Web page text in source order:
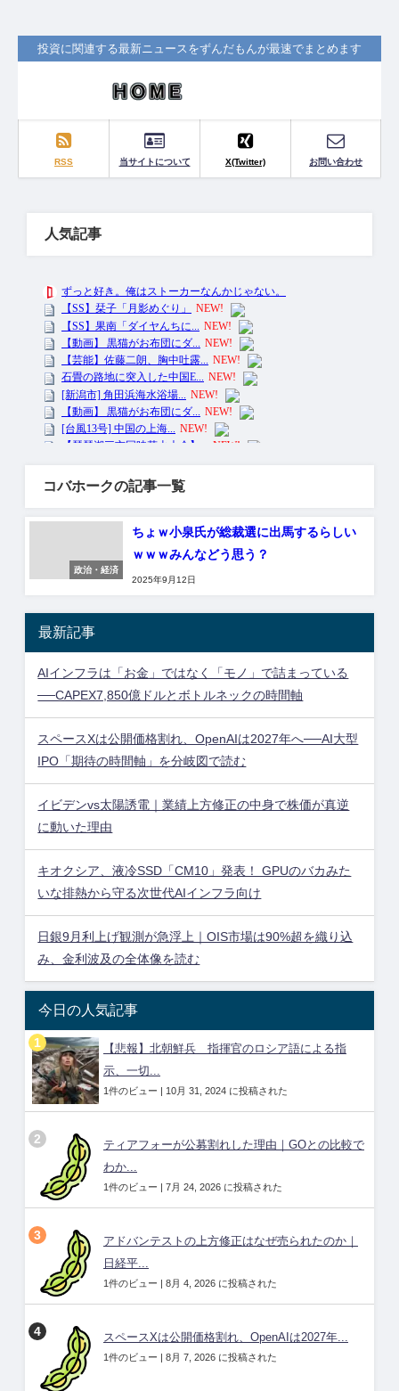
投資に関連する最新ニュースをずんだもんが最速でまとめます
RSS 当サイトについて X(Twitter) お問い合わせ
人気記事
コバホークの記事一覧
政治・経済
ちょｗ小泉氏が総裁選に出馬するらしい
ｗｗｗみんなどう思う？
2025年9月12日
最新記事
AIインフラは「お金」ではなく「モノ」で詰まっている
──CAPEX7,850億ドルとボトルネックの時間軸
スペースXは公開価格割れ、OpenAIは2027年へ──AI大型
IPO「期待の時間軸」を分岐図で読む
イビデンvs太陽誘電｜業績上方修正の中身で株価が真逆
に動いた理由
キオクシア、液冷SSD「CM10」発表！ GPUのバカみた
いな排熱から守る次世代AIインフラ向け
日銀9月利上げ観測が急浮上｜OIS市場は90%超を織り込
み、金利波及の全体像を読む
今日の人気記事
【悲報】北朝鮮兵 指揮官のロシア語による指
示、一切...
1件のビュー | 10月 31, 2024 に投稿された
ティアフォーが公募割れした理由｜GOとの比較で
わか...
1件のビュー | 7月 24, 2026 に投稿された
アドバンテストの上方修正はなぜ売られたのか｜
日経平...
1件のビュー | 8月 4, 2026 に投稿された
スペースXは公開価格割れ、OpenAIは2027年...
1件のビュー | 8月 7, 2026 に投稿された